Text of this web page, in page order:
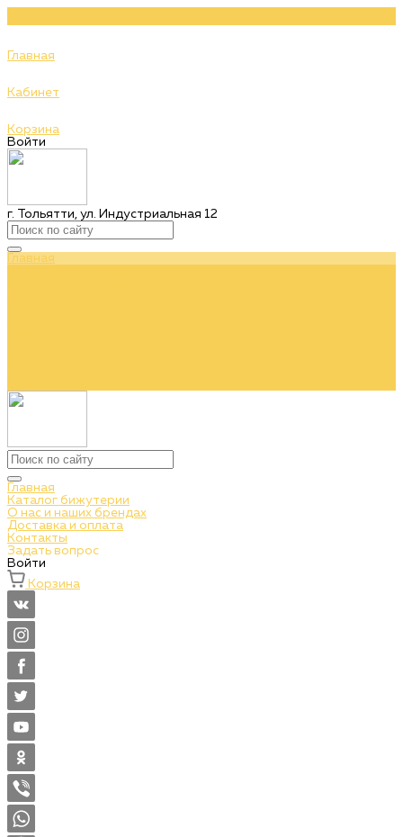
Главная
Кабинет
Корзина
Войти
г. Тольятти, ул. Индустриальная 12
Главная
Главная
Каталог бижутерии
О нас и наших брендах
Доставка и оплата
Контакты
Задать вопрос
Войти
Корзина